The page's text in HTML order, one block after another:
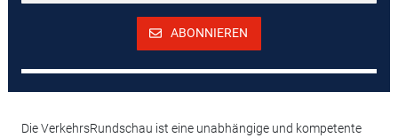
ABONNIEREN
Die VerkehrsRundschau ist eine unabhängige und kompetente